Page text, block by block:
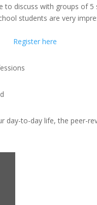
discuss with groups of
students are very
Register here
to-day life, the peer-